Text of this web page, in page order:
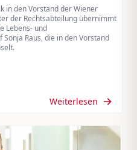
in den Vorstand der Wiener
der Rechtsabteilung übernimmt
Lebens- und
Raus, die in den Vorstand
Weiterlesen